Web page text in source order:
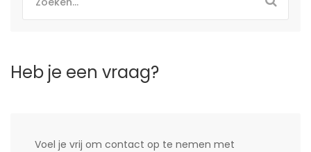
Heb je een vraag?
Voel je vrij om contact op te nemen met